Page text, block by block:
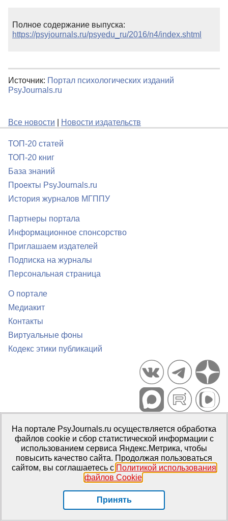
Полное содержание выпуска:
https://psyjournals.ru/psyedu_ru/2016/n4/index.shtml
Источник: Портал психологических изданий
PsyJournals.ru
Все новости Новости издательств
ТОП-20 статей
ТОП-20 книг
База знаний
Проекты PsyJournals.ru
История журналов МГППУ
Партнеры портала
Информационное спонсорство
Приглашаем издателей
Подписка на журналы
Персональная страница
О портале
Медиакит
Контакты
Виртуальные фоны
Кодекс этики публикаций
Портал психологических изданий PsyJournals.ru, 2007–2026
Правила использования материалов
Свидетельство регистрации СМИЭл № ФС77-66447 от 14 июля
2016 г.
Издатель: ФГБОУ ВО МГППУ
На портале PsyJournals.ru осуществляется обработка
файлов cookie и сбор статистической информации с
использованием сервиса Яндекс.Метрика, чтобы
повысить качество сайта. Продолжая пользоваться
сайтом, вы соглашаетесь с Политикой использования
файлов Cookie.
Принять